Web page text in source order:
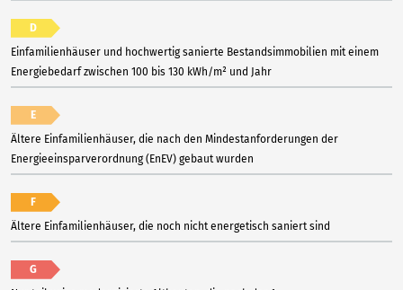
D
Einfamilienhäuser und hochwertig sanierte Bestandsimmobilien mit einem
Energiebedarf zwischen 100 bis 130 kWh/m² und Jahr
E
Ältere Einfamilienhäuser, die nach den Mindestanforderungen der
Energieeinsparverordnung (EnEV) gebaut wurden
F
Ältere Einfamilienhäuser, die noch nicht energetisch saniert sind
G